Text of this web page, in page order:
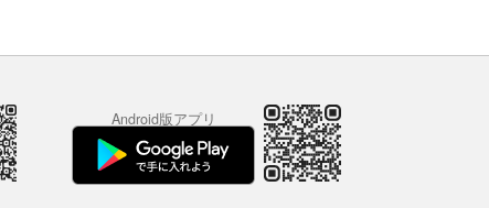
Android版アプリ